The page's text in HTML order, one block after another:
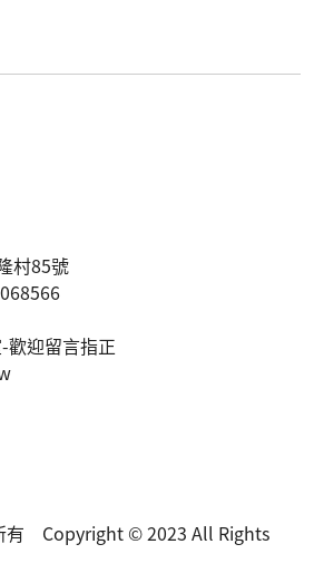
村85號
迎留言指正
有 Copyright © 2023 All Rights